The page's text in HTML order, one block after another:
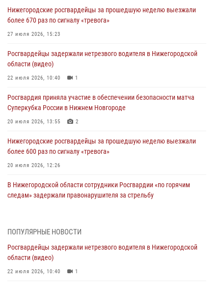
Нижегородские росгвардейцы за прошедшую неделю выезжали
более 670 раз по сигналу «тревога»
27 июля 2026, 15:23
Росгвардейцы задержали нетрезвого водителя в Нижегородской
области (видео)
22 июля 2026, 10:40 1
Росгвардия приняла участие в обеспечении безопасности матча
Суперкубка России в Нижнем Новгороде
20 июля 2026, 13:55 2
Нижегородские росгвардейцы за прошедшую неделю выезжали
более 600 раз по сигналу «тревога»
20 июля 2026, 12:26
В Нижегородской области сотрудники Росгвардии «по горячим
следам» задержали правонарушителя за стрельбу
В Нижегородской области продолжаются мероприятия в рамках
16 июля 2026, 05:00
Росгвардейцы обеспечили безопасность на VK Fest в Нижнем
ПОПУЛЯРНЫЕ НОВОСТИ
Росгвардейцы задержали нетрезвого водителя в Нижегородской
области (видео)
22 июля 2026, 10:40 1